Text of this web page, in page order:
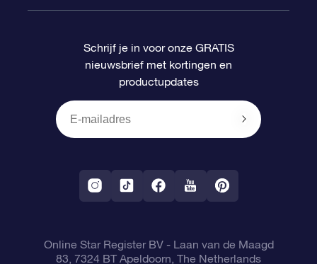
OSR Recensies
OSR Cadeaukaart
Relatiegeschenken
Gepersonaliseerde sterrenpagina
One Million Stars
Fly me to the Stars App
Betalingsinformatie
Verzendinformatie
Constellaties
Schrijf je in voor onze GRATIS
nieuwsbrief met kortingen en
productupdates
Online Star Register BV- Laan van de Maagd
83, 7324 BT Apeldoorn, The Netherlands